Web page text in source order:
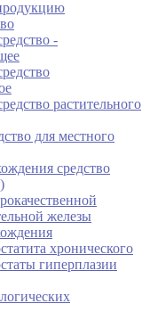
-
растительного
для местного
средство
железы
хронического
гиперплазии